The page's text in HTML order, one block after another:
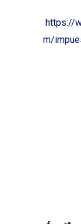
https://
m/